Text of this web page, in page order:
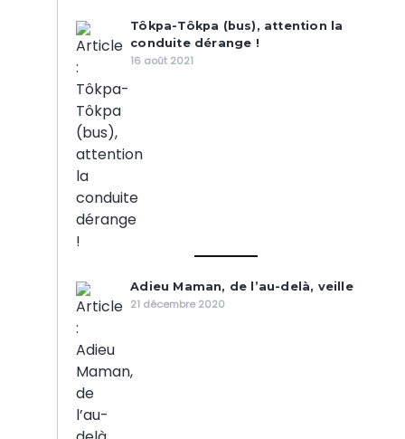
Tôkpa-Tôkpa (bus), attention la
conduite dérange !
16 août 2021
Adieu Maman, de l’au-delà, veille
21 décembre 2020